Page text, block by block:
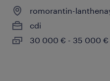
romorantin-
cdi
30 000 € - 35 000 €